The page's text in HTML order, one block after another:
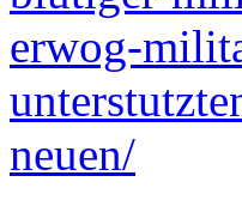
erwog-
neuen/